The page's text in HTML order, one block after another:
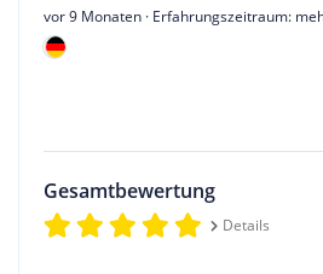
vor 9 Monaten · Erfahrungszeitraum:
Gesamtbewertung
Details